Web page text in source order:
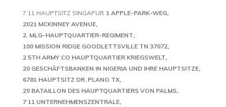
7 11 HAUPTSITZ SINGAPUR 1 APPLE-PARK-WEG
2021 MCKINNEY AVENUE
2. MLG-HAUPTQUARTIER-REGIMENT
100 MISSION RIDGE GOODLETTSVILLE TN 37072
2 5TH ARMY CO HAUPTQUARTIER KRIEGSWELT
20 GESCHÄFTSBANKEN IN NIGERIA UND IHRE HAUPTSITZE
6781 HAUPTSITZ DR. PLANO TX
29 BATAILLON DES HAUPTQUARTIERS VON PALMS
7 11 UNTERNEHMENSZENTRALE